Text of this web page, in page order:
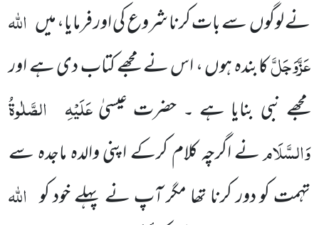
نے لوگوں سے بات کرنا شروع کی اور فرمایا، میں اللہ
عَزَّوَجَلَّکابندہ ہوں ، اس نے مجھے کتاب دی ہے اور
مجھے نبی بنایا ہے ۔ حضرت عیسیٰعَلَیْہِ الصَّلٰوۃُ
وَالسَّلَامنے اگرچہ کلام کرکے اپنی والدہ ماجدہ سے
تہمت کو دور کرنا تھا مگر آپ نے پہلے خود کو اللہ